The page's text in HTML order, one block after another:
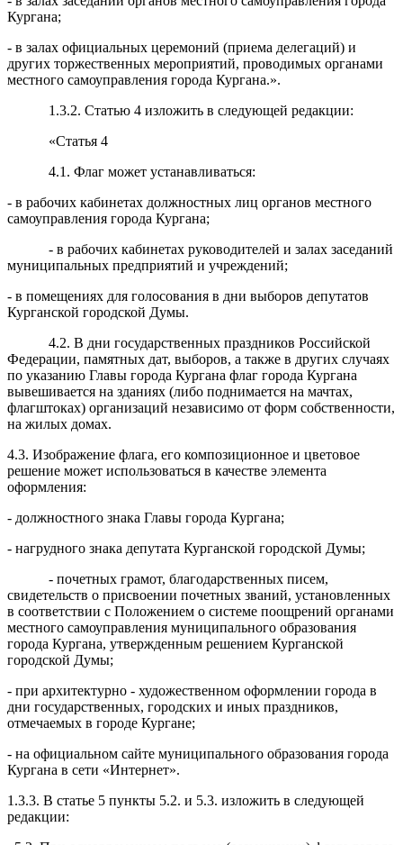
Кургана;
- в залах официальных церемоний (приема делегаций) и
других торжественных мероприятий, проводимых органами
местного самоуправления города Кургана.».
1.3.2. Статью 4 изложить в следующей редакции:
«Статья 4
4.1. Флаг может устанавливаться:
- в рабочих кабинетах должностных лиц органов местного
самоуправления города Кургана;
- в рабочих кабинетах руководителей и залах заседаний
муниципальных предприятий и учреждений;
- в помещениях для голосования в дни выборов депутатов
Курганской городской Думы.
4.2. В дни государственных праздников Российской
Федерации, памятных дат, выборов, а также в других случаях
по указанию Главы города Кургана флаг города Кургана
вывешивается на зданиях (либо поднимается на мачтах,
флагштоках) организаций независимо от форм собственности,
на жилых домах.
4.3. Изображение флага, его композиционное и цветовое
решение может использоваться в качестве элемента
оформления:
- должностного знака Главы города Кургана;
- нагрудного знака депутата Курганской городской Думы;
- почетных грамот, благодарственных писем,
свидетельств о присвоении почетных званий, установленных
в соответствии с Положением о системе поощрений органами
местного самоуправления муниципального образования
города Кургана, утвержденным решением Курганской
городской Думы;
- при архитектурно - художественном оформлении города в
дни государственных, городских и иных праздников,
отмечаемых в городе Кургане;
- на официальном сайте муниципального образования города
Кургана в сети «Интернет».
1.3.3. В статье 5 пункты 5.2. и 5.3. изложить в следующей
редакции: